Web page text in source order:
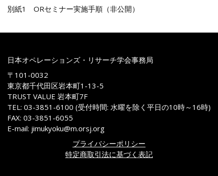
別紙1 ORセミナー実施手順（非公開）
日本オペレーションズ・リサーチ学会事務局
〒101-0032
東京都千代田区岩本町1-13-5
TRUST VALUE 岩本町7F
TEL: 03-3851-6100 (受付時間: 水曜を除く平日の10時～16時)
FAX: 03-3851-6055
E-mail: jimukyoku@m.orsj.org
プライバシーポリシー
特定商取引法に基づく表記